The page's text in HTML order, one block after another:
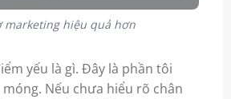
marketing hiệu quả hơn
yếu là gì. Đây là phần tôi
Nếu chưa hiểu rõ chân